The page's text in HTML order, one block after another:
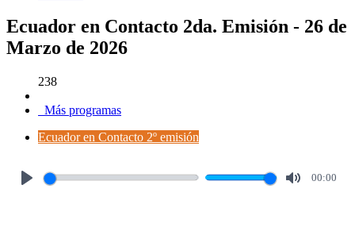
Ecuador en Contacto 2da. Emisión - 26 de
Marzo de 2026
238
Más programas
Ecuador en Contacto 2º emisión
00:00